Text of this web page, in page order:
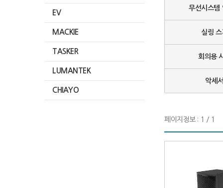
EV
MACKIE
TASKER
LUMANTEK
CHIAYO
무선시스템
실링
회의용
악세
페이지정보 : 1 / 1